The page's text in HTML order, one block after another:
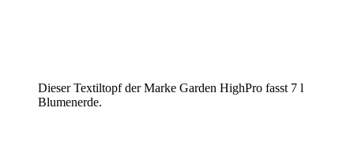
Dieser Textiltopf der Marke Garden HighPro fasst 7 l
Blumenerde.